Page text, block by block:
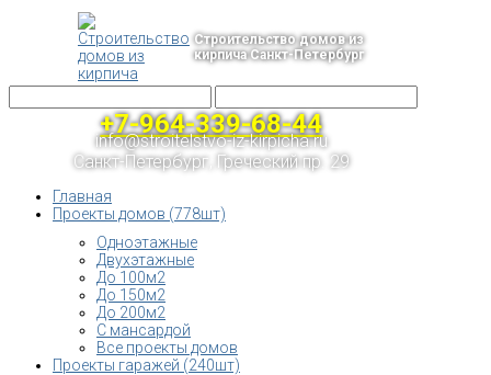
Строительство домов из
кирпича Санкт-Петербург
+7-964-339-68-44
info@stroitelstvo-iz-kirpicha.ru
Санкт-Петербург, Греческий пр. 29
Главная
Проекты домов (778шт)
Одноэтажные
Двухэтажные
До 100м2
До 150м2
До 200м2
С мансардой
Все проекты домов
Проекты гаражей (240шт)